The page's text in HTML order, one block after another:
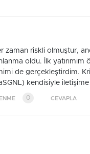
zaman riskli olmuştur,
oldu. İlk
de gerçekleştirdim.
kendisiyle
0 CEVAPLA